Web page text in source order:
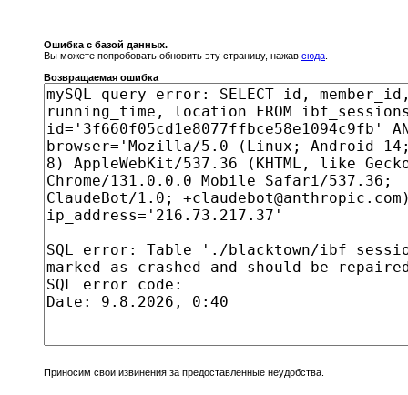
Ошибка с базой данных.
Вы можете попробовать обновить эту страницу, нажав сюда
Возвращаемая ошибка
Приносим свои извинения за предоставленные неудобства.